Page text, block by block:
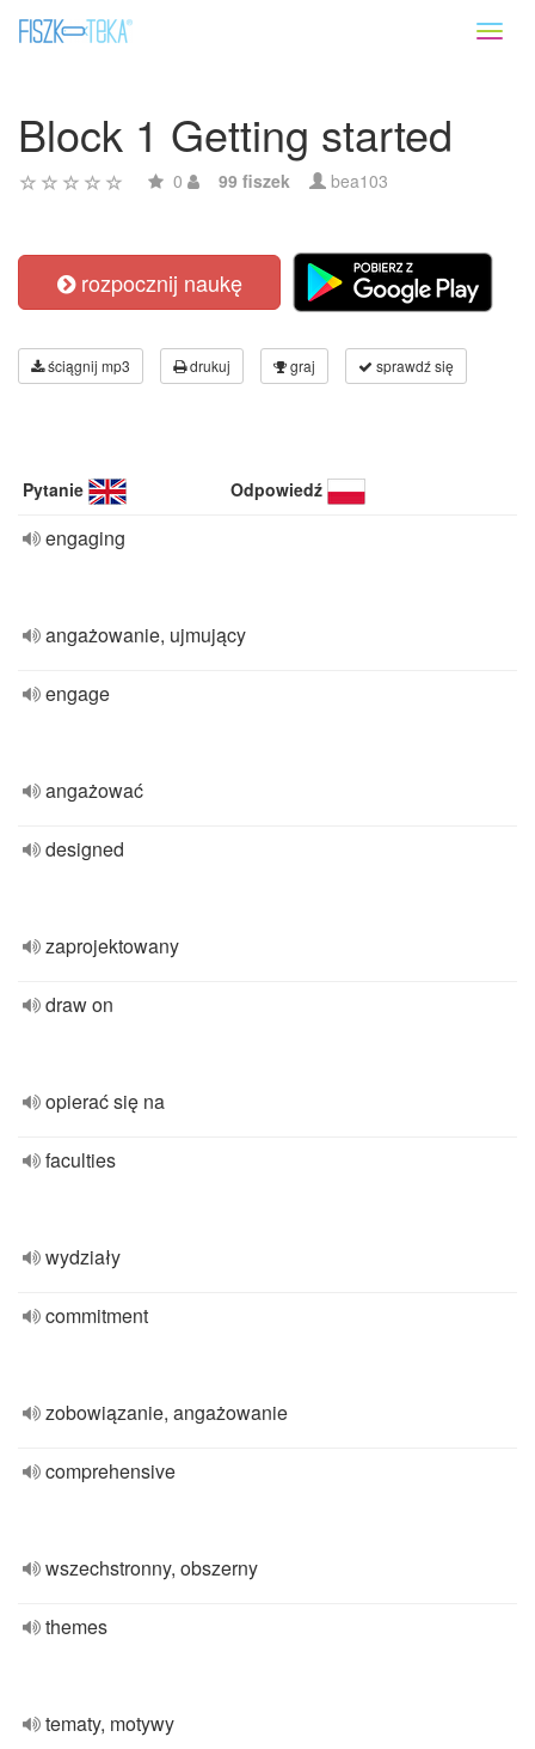
Block 1 Getting started
0 99 fiszek bea103
rozpocznij naukę
ściągnij mp3 drukuj graj sprawdź się
Pytanie Odpowiedź
engaging
angażowanie, ujmujący
engage
angażować
designed
zaprojektowany
draw on
opierać się na
faculties
wydziały
commitment
zobowiązanie, angażowanie
comprehensive
wszechstronny, obszerny
themes
tematy, motywy